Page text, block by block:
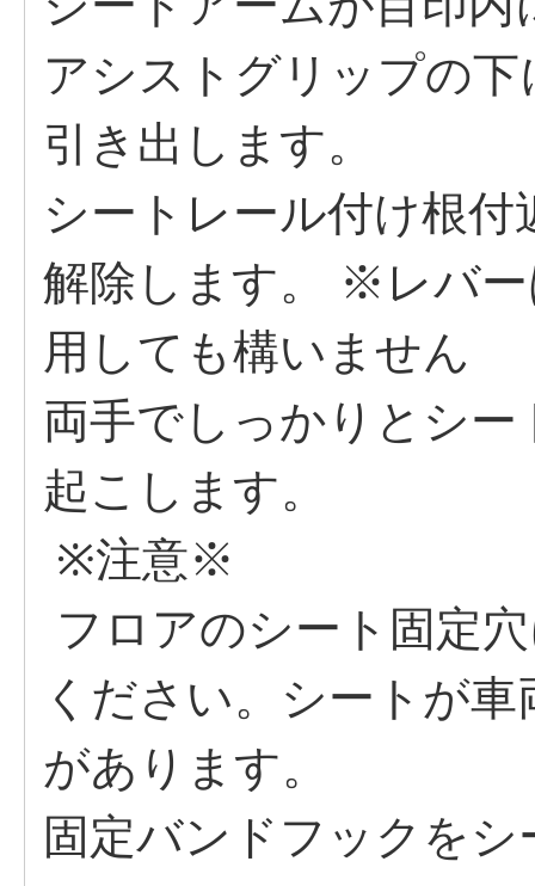
アシストグリップの
引き出します。
シートレール付け根
解除します。 ※レバ
用しても構いません
両手でしっかりとシ
起こします。
※注意※
フロアのシート固定
ください。シートが
があります。
固定バンドフックを